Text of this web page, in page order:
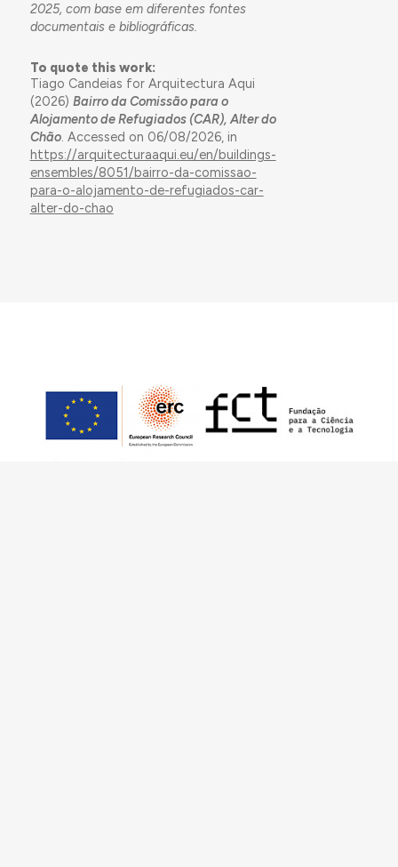
2025, com base em diferentes fontes
documentais e bibliográficas.
To quote this work:
Tiago Candeias for Arquitectura Aqui
(2026) Bairro da Comissão para o
Alojamento de Refugiados (CAR), Alter do
Chão. Accessed on 06/08/2026, in
https://arquitecturaaqui.eu/en/buildings-
ensembles/8051/bairro-da-comissao-
para-o-alojamento-de-refugiados-car-
alter-do-chao